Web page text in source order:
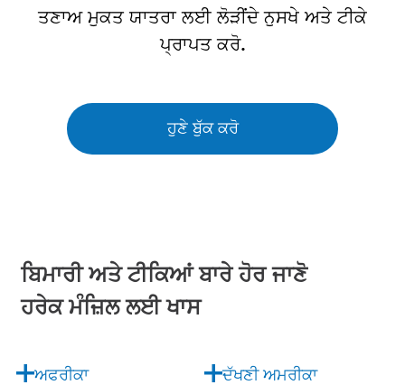
ਤਣਾਅ ਮੁਕਤ ਯਾਤਰਾ ਲਈ ਲੋੜੀਂਦੇ ਨੁਸਖੇ ਅਤੇ ਟੀਕੇ
ਪ੍ਰਾਪਤ ਕਰੋ.
ਹੁਣੇ ਬੁੱਕ ਕਰੋ
ਬਿਮਾਰੀ ਅਤੇ ਟੀਕਿਆਂ ਬਾਰੇ ਹੋਰ ਜਾਣੋ
ਹਰੇਕ ਮੰਜ਼ਿਲ ਲਈ ਖਾਸ
ਅਫਰੀਕਾ ਦੱਖਣੀ ਅਮਰੀਕਾ